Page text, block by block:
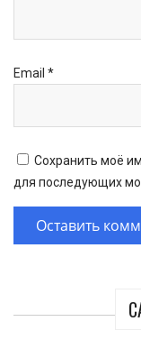
Email *
Сохранить моё
для последующих